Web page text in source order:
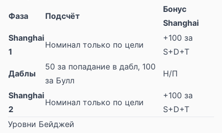
Фаза Подсчёт
Бонус
Shanghai
Shanghai
1
Номинал только по цели
+100 за
S+D+T
Даблы
50 за попадание в дабл, 100
за Булл
Н/П
Shanghai
2
Номинал только по цели
+100 за
S+D+T
Уровни Бейджей